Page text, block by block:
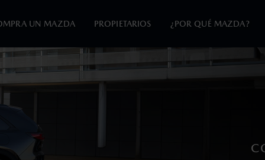
UN MAZDA PROPIETARIOS ¿POR QUÉ MAZDA?
esta página son al menudeo, sugeridos por el fabricante, en
no incluyen: tenencias, placas, accesorios, seguro y gastos
sus productos, sin aviso previo al consumidor.